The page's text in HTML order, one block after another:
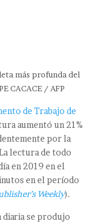
más profunda del
CACACE / AFP
de Trabajo de
aumentó un 21%
por la
lectura de todo
en 2019 en el
en el período
Weekly).
diaria se produjo